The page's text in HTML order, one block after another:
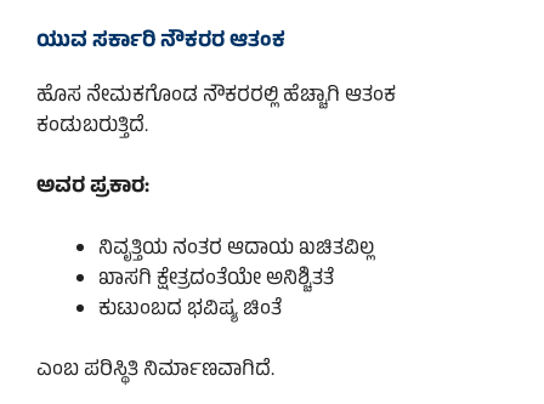
ಯುವ ಸರ್ಕಾರಿ ನೌಕರರ ಆತಂಕ
ಹೊಸ ನೇಮಕಗೊಂಡ ನೌಕರರಲ್ಲಿ ಹೆಚ್ಚಾಗಿ ಆತಂಕ
ಕಂಡುಬರುತ್ತಿದೆ.
ಅವರ ಪ್ರಕಾರ:
ನಿವೃತ್ತಿಯ ನಂತರ ಆದಾಯ ಖಚಿತವಿಲ್ಲ
ಖಾಸಗಿ ಕ್ಷೇತ್ರದಂತೆಯೇ ಅನಿಶ್ಚಿತತೆ
ಕುಟುಂಬದ ಭವಿಷ್ಯ ಚಿಂತೆ
ಎಂಬ ಪರಿಸ್ಥಿತಿ ನಿರ್ಮಾಣವಾಗಿದೆ.